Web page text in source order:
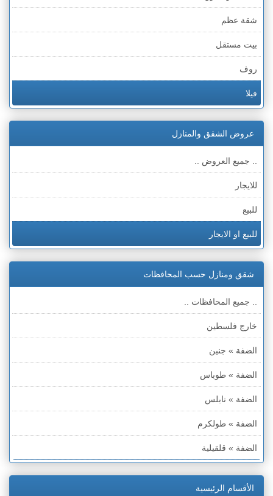
شقة عظم
بيت مستقل
روف
فيلا
ملحق
عروض الشقق والمنازل
.. جميع العروض ..
للايجار
للبيع
للبيع او الايجار
شقق ومنازل حسب المحافظات
.. جميع المحافظات ..
خارج فلسطين
الضفة » جنين
الضفة » طوباس
الضفة » نابلس
الضفة » طولكرم
الضفة » قلقيلية
الأقسام الرئيسية